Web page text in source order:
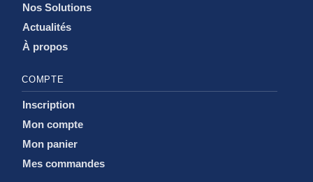
Nos Solutions
Actualités
À propos
COMPTE
Inscription
Mon compte
Mon panier
Mes commandes